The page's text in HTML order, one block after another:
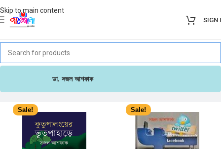
Skip to main content
SIGN
ডা. সজল আশফাক
Sale! Sale!